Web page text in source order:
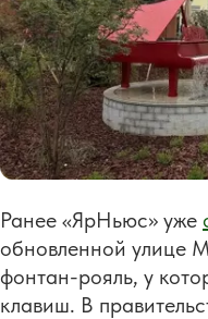
Ранее «ЯрНьюс» уже
обновленной улице
фонтан-рояль, у
клавиш. В